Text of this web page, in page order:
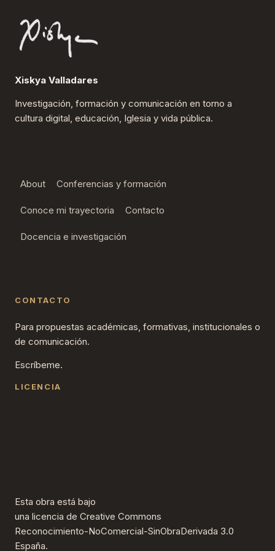
Xiskya Valladares
Investigación, formación y comunicación en torno a
cultura digital, educación, Iglesia y vida pública.
About Conferencias y formación
Conoce mi trayectoria Contacto
Docencia e investigación
CONTACTO
Para propuestas académicas, formativas, institucionales o
de comunicación.
Escríbeme.
LICENCIA
Esta obra está bajo
una licencia de Creative Commons
Reconocimiento-NoComercial-SinObraDerivada 3.0
España.